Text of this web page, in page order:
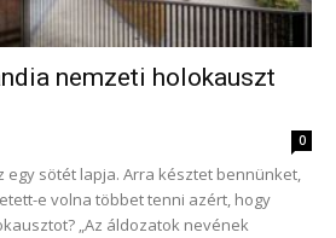
nemzeti holokauszt
0
sötét lapja. Arra késztet bennünket,
e volna többet tenni azért, hogy
„Az áldozatok nevének